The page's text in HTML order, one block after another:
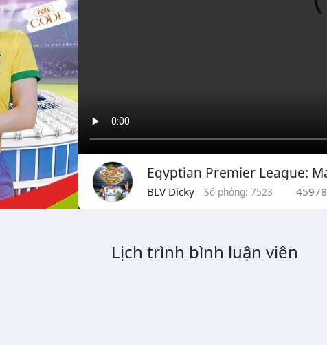
BLV Dicky Số phòng: 7523 45978
Lịch trình bình luận viên